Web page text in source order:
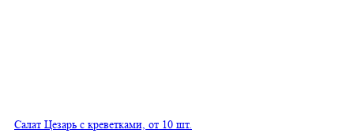
Салат Цезарь с креветками, от 10 шт.